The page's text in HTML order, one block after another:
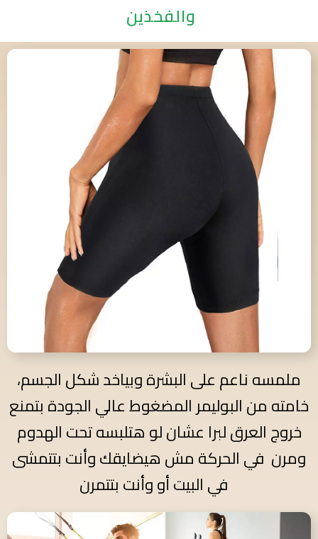
والفخذين
ملمسه ناعم على البشرة وبياخد شكل الجسم،
خامته من البوليمر المضغوط عالي الجودة بتمنع
خروج العرق لبرا عشان لو هتلبسه تحت الهدوم
ومرن في الحركة مش هيضايقك وأنت بتتمشى